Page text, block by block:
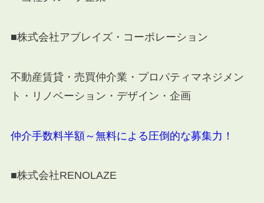
■株式会社アブレイズ・コーポレーション
不動産賃貸・売買仲介業・プロパティマネジメン
ト・リノベーション・デザイン・企画
仲介手数料半額～無料による圧倒的な募集力！
■株式会社RENOLAZE